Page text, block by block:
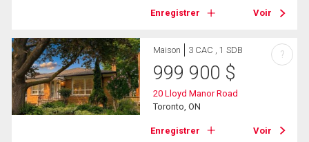
Enregistrer Voir
Maison 3 CAC , 1 SDB
999 900 $
20 Lloyd Manor Road
Toronto, ON
Enregistrer Voir
?